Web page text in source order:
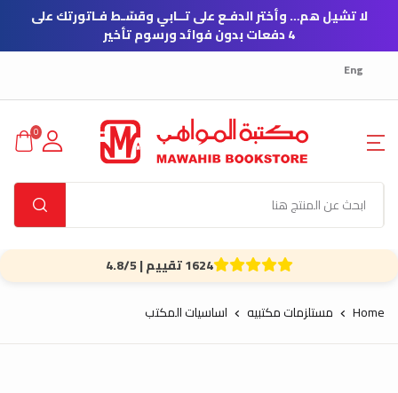
لا تشيل هم… وأختر الدفـع على تــابي وقسّـط فـاتورتك على
4 دفعات بدون فوائد ورسوم تأخير
Eng
0
1624 تقييم | 4.8/5
Home مستلزمات مكتبيه اساسيات المكتب